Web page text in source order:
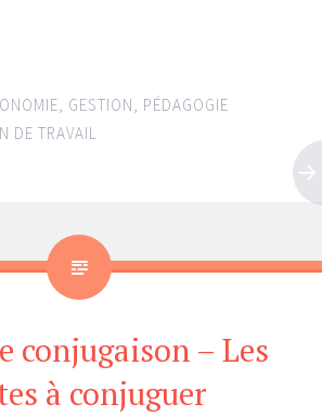
, GESTION, PÉDAGOGIE
DE TRAVAIL
conjugaison – Les
à conjuguer